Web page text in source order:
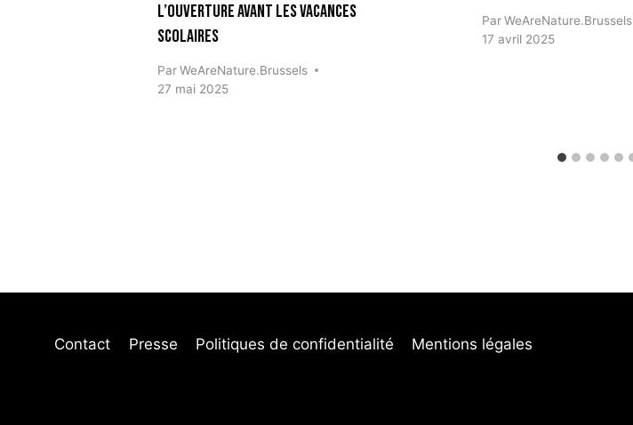
l’ouverture avant les vacances
scolaires
ParWeAreNature.Brussels
27 mai 2025
Par WeAreNature.Brussels
17 avril 2025
Contact Presse Politiques de confidentialité Mentions légales